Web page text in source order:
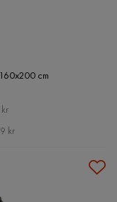
cm
kr